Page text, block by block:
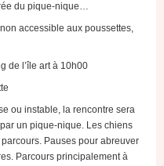
du pique-nique…
accessible aux poussettes,
de l’île art à 10h00
ou instable, la rencontre sera
un pique-nique. Les chiens
Pauses pour abreuver
Parcours principalement à